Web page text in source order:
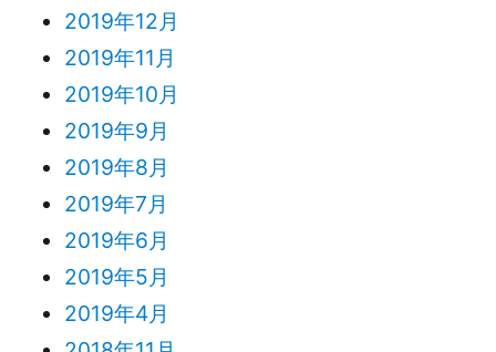
2019年12月
2019年11月
2019年10月
2019年9月
2019年8月
2019年7月
2019年6月
2019年5月
2019年4月